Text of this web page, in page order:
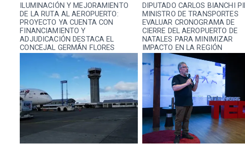
ILUMINACIÓN Y MEJORAMIENTO
DE LA RUTA AL AEROPUERTO:
PROYECTO YA CUENTA CON
FINANCIAMIENTO Y
ADJUDICACIÓN DESTACA EL
CONCEJAL GERMÁN FLORES
DIPUTADO CARLOS BIANCHI
MINISTRO DE TRANSPORTES
EVALUAR CRONOGRAMA DE
CIERRE DEL AEROPUERTO DE
NATALES PARA MINIMIZAR
IMPACTO EN LA REGIÓN